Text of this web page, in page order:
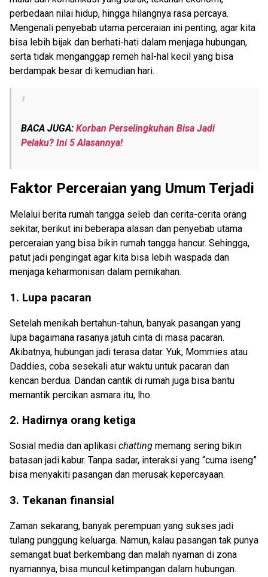
perbedaan nilai hidup, hingga hilangnya rasa percaya.
Mengenali penyebab utama perceraian ini penting, agar kita
bisa lebih bijak dan berhati-hati dalam menjaga hubungan,
serta tidak menganggap remeh hal-hal kecil yang bisa
berdampak besar di kemudian hari.
BACA JUGA: Korban Perselingkuhan Bisa Jadi
Pelaku? Ini 5 Alasannya!
Faktor Perceraian yang Umum Terjadi
Melalui berita rumah tangga seleb dan cerita-cerita orang
sekitar, berikut ini beberapa alasan dan penyebab utama
perceraian yang bisa bikin rumah tangga hancur. Sehingga,
patut jadi pengingat agar kita bisa lebih waspada dan
menjaga keharmonisan dalam pernikahan.
1. Lupa pacaran
Setelah menikah bertahun-tahun, banyak pasangan yang
lupa bagaimana rasanya jatuh cinta di masa pacaran.
Akibatnya, hubungan jadi terasa datar. Yuk, Mommies atau
Daddies, coba sesekali atur waktu untuk pacaran dan
kencan berdua. Dandan cantik di rumah juga bisa bantu
memantik percikan asmara itu, lho.
2. Hadirnya orang ketiga
Sosial media dan aplikasi chatting memang sering bikin
batasan jadi kabur. Tanpa sadar, interaksi yang “cuma iseng”
bisa menyakiti pasangan dan merusak kepercayaan.
3. Tekanan finansial
Zaman sekarang, banyak perempuan yang sukses jadi
tulang punggung keluarga. Namun, kalau pasangan tak punya
semangat buat berkembang dan malah nyaman di zona
nyamannya, bisa muncul ketimpangan dalam hubungan.